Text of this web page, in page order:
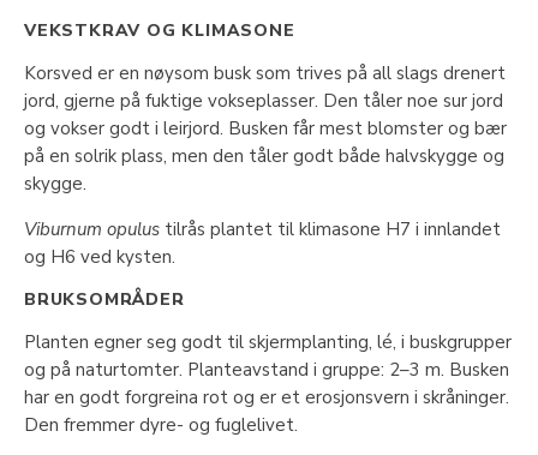
VEKSTKRAV OG KLIMASONE
Korsved er en nøysom busk som trives på all slags drenert
jord, gjerne på fuktige vokseplasser. Den tåler noe sur jord
og vokser godt i leirjord. Busken får mest blomster og bær
på en solrik plass, men den tåler godt både halvskygge og
skygge.
Viburnum opulus tilrås plantet til klimasone H7 i innlandet
og H6 ved kysten.
BRUKSOMRÅDER
Planten egner seg godt til skjermplanting, lé, i buskgrupper
og på naturtomter. Planteavstand i gruppe: 2–3 m. Busken
har en godt forgreina rot og er et erosjonsvern i skråninger.
Den fremmer dyre- og fuglelivet.